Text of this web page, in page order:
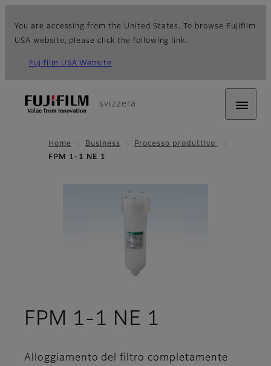
You are accessing from the United States. To browse Fujifilm
USA website, please click the following link.
Fujifilm USA Website
svizzera
Home Business
Processo produttivo
FPM 1-1 NE 1
FPM 1-1 NE 1
Alloggiamento del filtro completamente